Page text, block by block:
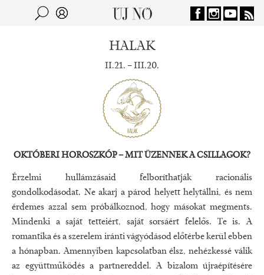
Jump to navigation
HALAK
II.21. – III.20.
OKTÓBERIHOROSZKÓP – MIT ÜZENNEK A CSILLAGOK?
Érzelmi hullámzásaid felboríthatják racionális
gondolkodásodat. Ne akarj a párod helyett helytállni, és nem
érdemes azzal sem próbálkoznod, hogy másokat megments.
Mindenki a saját tetteiért, saját sorsáért felelős. Te is. A
romantika és a szerelem iránti vágyódásod előtérbe kerül ebben
a hónapban. Amennyiben kapcsolatban élsz, nehézkessé válik
az együttműködés a partnereddel. A bizalom újraépítésére